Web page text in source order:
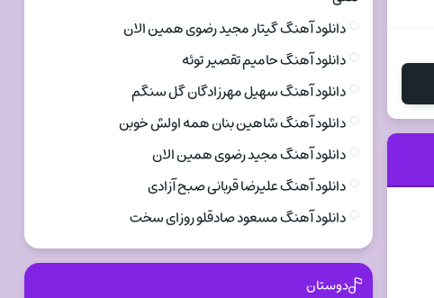
دانلود آهنگ گیتار مجید رضوی همین الان
دانلود آهنگ حامیم تقصیر توئه
دانلود آهنگ سهیل مهرزادگان گل سنگم
دانلود آهنگ شاهین بنان همه اولش خوبن
دانلود آهنگ مجید رضوی همین الان
دانلود آهنگ علیرضا قربانی صبح آزادی
دانلود آهنگ مسعود صادقلو روزای سخت
دوستان